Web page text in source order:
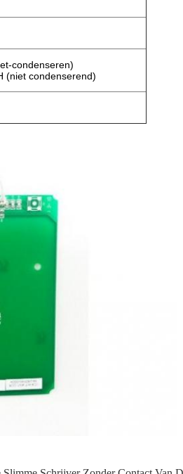
condenseren)
(niet condenserend)